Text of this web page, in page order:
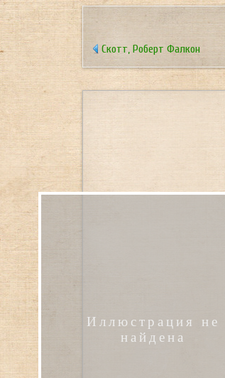
Скотт, Роберт Фалкон
Иллюстрация не
найдена